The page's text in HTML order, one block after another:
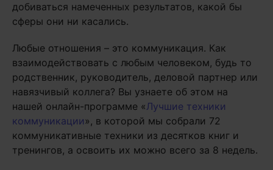
добиваться намеченных результатов, какой бы
сферы они ни касались.
Любые отношения – это коммуникация. Как
взаимодействовать с любым человеком, будь то
родственник, руководитель, деловой партнер или
навязчивый коллега? Вы узнаете об этом на
нашей онлайн-программе «Лучшие техники
коммуникации», в которой мы собрали 72
коммуникативные техники из десятков книг и
тренингов, а освоить их можно всего за 8 недель.